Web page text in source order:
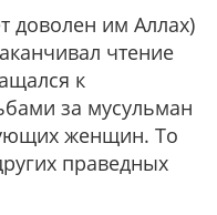
доволен им Аллах)
чтение
к
за мусульман
женщин. То
праведных